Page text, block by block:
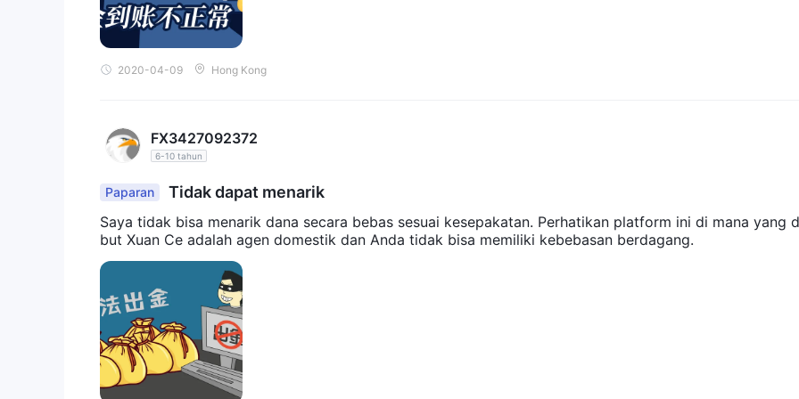
2020-04-09 Hong Kong
FX3427092372
6-10 tahun
Paparan Tidak dapat menarik
Saya tidak bisa menarik dana secara bebas sesuai kesepakatan. Perhatikan platform ini di mana yang
but Xuan Ce adalah agen domestik dan Anda tidak bisa memiliki kebebasan berdagang.